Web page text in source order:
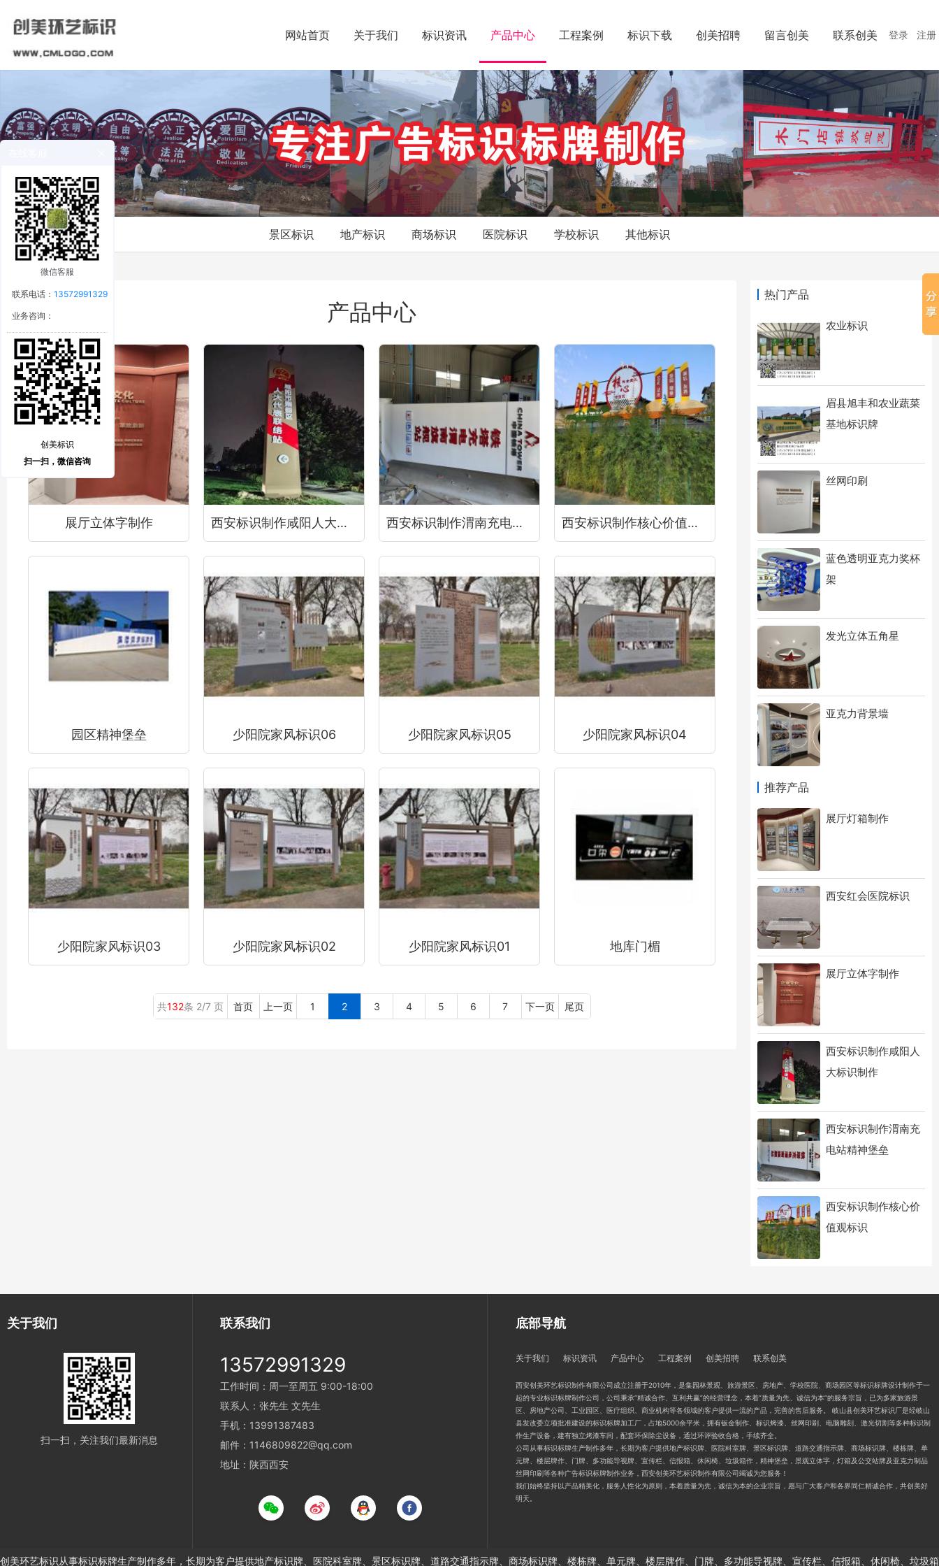
登录 注册
网站首页 关于我们 标识资讯 产品中心 工程案例 标识下载 创美招聘 留言创美 联系创美
景区标识 地产标识 商场标识 医院标识 学校标识 其他标识
热门产品
农业标识
眉县旭丰和农业蔬菜
基地标识牌
丝网印刷
蓝色透明亚克力奖杯
架
发光立体五角星
亚克力背景墙
推荐产品
展厅灯箱制作
西安红会医院标识
展厅立体字制作
西安标识制作咸阳人
大标识制作
西安标识制作渭南充
电站精神堡垒
西安标识制作核心价
值观标识
产品中心
展厅立体字制作 西安标识制作咸阳人大标识制作 西安标识制作渭南充电站精神堡垒 西安标识制作核心价值观标识
园区精神堡垒 少阳院家风标识06 少阳院家风标识05 少阳院家风标识04
少阳院家风标识03 少阳院家风标识02 少阳院家风标识01 地库门楣
共132条 2/7 页 首页 上一页 1 2 3 4 5 6 7 下一页 尾页
关于我们
扫一扫，关注我们最新消息
联系我们
13572991329
工作时间：周一至周五 9:00-18:00
联系人：张先生 文先生
手机：13991387483
邮件：1146809822@qq.com
地址：陕西西安
底部导航
关于我们 标识资讯 产品中心 工程案例 创美招聘 联系创美
西安创美环艺标识制作有限公司成立注册于2010年，是集园林景观、旅游景区、房地产、学校医院、商场园区等标识标牌设计制作于一
起的专业标识标牌制作公司，公司秉承“精诚合作、互利共赢”的经营理念，本着“质量为先、诚信为本”的服务宗旨，已为多家旅游景
区、房地产公司、工业园区、医疗组织、商业机构等各领域的客户提供一流的产品，完善的售后服务。 岐山县创美环艺标识厂是经岐山
县发改委立项批准建设的标识标牌加工厂，占地5000余平米，拥有钣金制作、标识烤漆、丝网印刷、电脑雕刻、激光切割等多种标识制
作生产设备，建有独立烤漆车间，配套环保除尘设备，通过环评验收合格，手续齐全。
公司从事标识标牌生产制作多年，长期为客户提供地产标识牌、医院科室牌、景区标识牌、道路交通指示牌、商场标识牌、楼栋牌、单
元牌、楼层牌作、门牌、多功能导视牌、宣传栏、信报箱、休闲椅、垃圾箱作，精神堡垒，景观立体字，灯箱及公交站牌及亚克力制品
丝网印刷等各种广告标识标牌制作业务，西安创美环艺标识制作有限公司竭诚为您服务！
我们始终坚持以产品精美化，服务人性化为原则，本着质量为先，诚信为本的企业宗旨，愿与广大客户和各界同仁精诚合作，共创美好
明天。
创美环艺标识从事标识标牌生产制作多年，长期为客户提供地产标识牌、医院科室牌、景区标识牌、道路交通指示牌、商场标识牌、楼栋牌、单元牌、楼层牌作、门牌、多功能导视牌、宣传栏、信报箱、休闲椅、垃圾箱
微信客服
联系电话：13572991329
业务咨询：
创美标识
扫一扫，微信咨询